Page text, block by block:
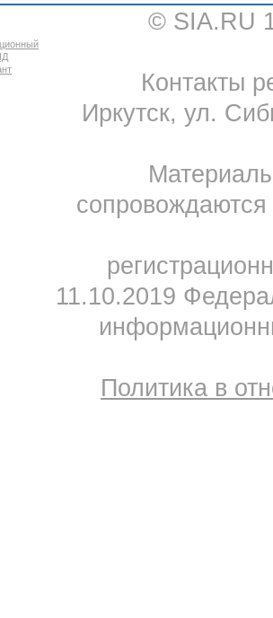
© SIA.RU
Контакты
Иркутск, ул.
11.10.2019
Политика в